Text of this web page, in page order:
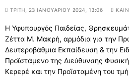
ΟΡΓΑΝΟΓΡΑΜΜΑ
ΔΙΕΥΘΥΝΤΗΣ
ΠΥΣΠΕ
ΔΕΛΤΙΑ ΤΥΠΟΥ
ΣΧΟΛΕΙΑ
ΧΩΡΟΤΑΞΙΚΗ ΚΑΤΑΝΟΜΗ
ΧΩΡΟΤΑΞΙΚΗ ΚΑΤΑΝΟΜΗ
ΧΑΡΤΗΣ
ΣΤΟΙΧΕΙΑ ΣΧΟΛΙΚΩΝ ΜΟΝΑΔΩΝ
ΣΤΟΙΧΕΙΑ ΣΧΟΛΙΚΩΝ ΜΟΝΑΔΩΝ
ΔΙΕΥΘΥΝΣΕΙΣ-ΤΗΛΕΦΩΝΑ
ΕΚΠΑΙΔΕΥΤΙΚΟΙ
ΕΚΠΑΙΔΕΥΤΙΚΟΙ
ΠΡΟΣΛΗΨΕΙΣ – ΔΙΟΡΙΣΜΟΙ
ΑΝΑΠΛΗΡΩΤΕΣ
ΜΕΛΕΤΕΣ – ΔΡΑΣΕΙΣ
ΜΕΛΕΤΕΣ – ΔΡΑΣΕΙΣ
ΕΠΙΣΤΗΜΟΝΙΚΗ ΕΠΕΤΗΡΙΔΑ
ΕΠΟΠΤΡΙΑ-ΣΥΜΒΟΥΛΟΙ
ΕΠΟΠΤΡΙΑ-ΣΥΜΒΟΥΛΟΙ
ΕΝΤΥΠΑ
ΤΡΊΤΗ, 23 ΙΑΝΟΥΑΡΊΟΥ 2024, 13:06
Η Υφυπουργός Παιδείας,
Ζέττα Μ. Μακρή, αρμόδια για την
Δευτεροβάθμια Εκπαίδευση & την
Προϊστάμενο της Διεύθυνσης
Κερερέ και την Προϊσταμένη του